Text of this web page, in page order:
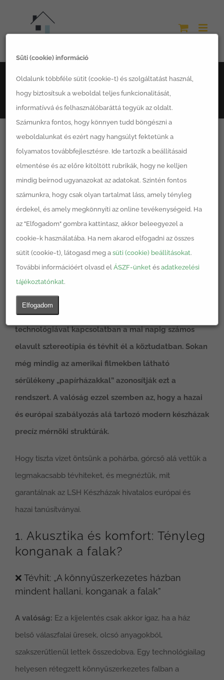
Süti (cookie) információ
Oldalunk többféle sütit (cookie-t) és szolgáltatást használ,
hogy biztosítsuk a weboldal teljes funkcionalitását,
informatívvá és felhasználóbaráttá tegyük az oldalt.
Számunkra fontos, hogy könnyen tudd böngészni a
weboldalunkat és ezért nagy hangsúlyt fektetünk a
folyamatos továbbfejlesztésre. Ide tartozik a beállításaid
elmentése és az előre kitöltött rubrikák, hogy ne kelljen
mindig beírnod ugyanazokat az adatokat. Szintén fontos
számunkra, hogy csak olyan tartalmat láss, amely tényleg
érdekel, és amely megkönnyíti az online tevékenységeid. Ha
az "Elfogadom" gombra kattintasz, akkor beleegyezel a
cookie-k használatába. Ha nem akarod elfogadni az összes
sütit (cookie-t), látogasd meg asüti (cookie) beállításokat.
További információért olvasd elÁSZF-ünket ésadatkezelési
tájékoztatónkat.
Elfogadom
Főoldal
Építkezés
LSH Készházak: Tévhitek és a mérnöki valóság a modern
könnyűszerkezetes építészetben
View
Larger
A készházakkal és a könnyűszerkezetes
technológiával kapcsolatban a mai napig számos
elavult sztereotípia és tévhit él a köztudatban. Sokan
még mindig az amerikai filmekben látható
sérülékeny „papírházakkal” azonosítják ezt a
rendszert. A valóság ezzel szemben az, hogy a hazai
és európai szabályozás alá tartozó modern készházak
precíz mérnöki struktúrák.
Hogy tiszta vizet öntsünk a pohárba, górcső alá vettük a
legmakacsabb tévhiteket, és megnéztük, mit
garantálnak az LSH Készházak hivatalos európai és
hazai tanúsítványai.
1. Akusztika és komfort: Tényleg
konganak a falak?
❌ Tévhit: „A könnyűszerkezetes házban
mindent hallani, konganak a falak”
A valóság: Ez a kijelentés csak akkor igaz, ha a ház
belső válaszfalai üresek, olcsó anyagokból,
szakszerűtlenül lettek összedobva. Egy technológiailag
helyesen rétegzett könnyűszerkezetes falban a